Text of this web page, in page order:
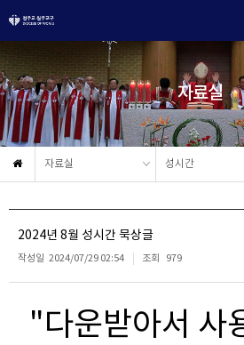
자료실
자료실 성시간
2024년 8월 성시간 묵상글
작성일 2024/07/29 02:54 조회 979
"다운받아서 사